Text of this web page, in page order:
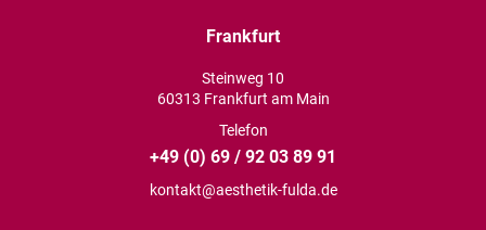
Frankfurt
Steinweg 10
60313 Frankfurt am Main
Telefon
+49 (0) 69 / 92 03 89 91
kontakt@aesthetik-fulda.de